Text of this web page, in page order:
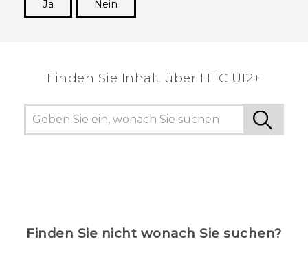
Ja
Nein
Finden Sie Inhalt über‎ HTC U12+
Finden Sie nicht wonach Sie suchen?